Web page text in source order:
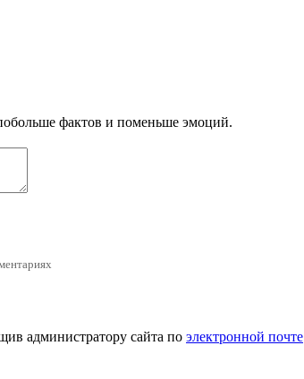
фактов и поменьше эмоций.
администратору сайта по электронной почте